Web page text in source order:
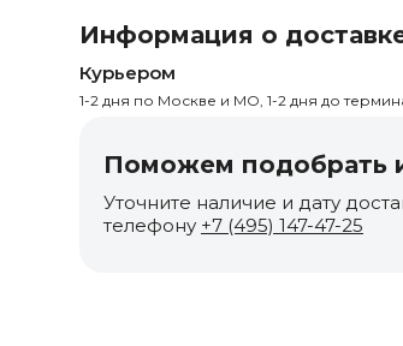
Информация о
Курьером
1-2 дня по Москве и МО, 1-2 дня до
Поможем подобрать
Уточните наличие и дату
телефону +7 (495) 147-47-25